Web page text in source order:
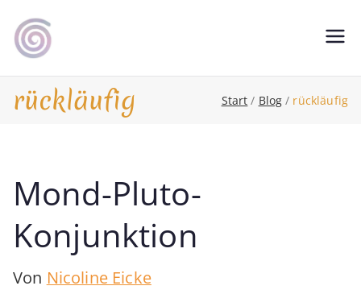
Inhalt
springen
Change
∞ Classical Homeopathy ∞ Astrology
rückläufig Start Blog rückläufig
Mond-Pluto-
Konjunktion
Von Nicoline Eicke